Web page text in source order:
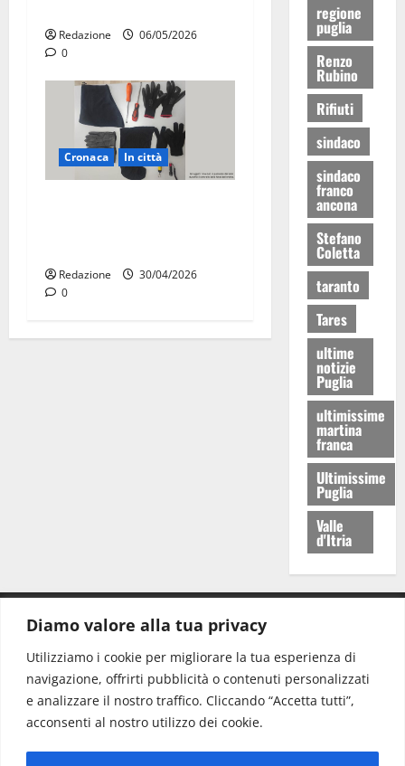
Diamo valore alla tua privacy
Utilizziamo i cookie per migliorare la tua esperienza di
navigazione, offrirti pubblicità o contenuti personalizzati
e analizzare il nostro traffico. Cliccando “Accetta tutti”,
acconsenti al nostro utilizzo dei cookie.
Redazione
06/05/2026
0
Cronaca In città
Redazione
30/04/2026
0
regione
puglia
Renzo
Rubino
Rifiuti
sindaco
sindaco
franco
ancona
Stefano
Coletta
taranto
Tares
ultime
notizie
Puglia
ultimissime
martina
franca
Ultimissime
Puglia
Valle
d'Itria
Redazione: redazione@www.martinasera.it
Direttore:direttore@www.martinasera.it
Info & Commerciale:info@www.martinasera.it